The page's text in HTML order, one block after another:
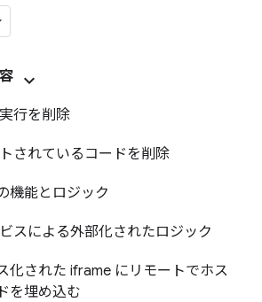
行を削除
されているコードを削除
機能とロジック
スによる外部化されたロジック
化された iframe にリモートでホス
を埋め込む